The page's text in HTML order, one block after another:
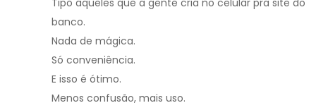
Tipo aqueles que a gente cria no celular pra site do
banco.
Nada de mágica.
Só conveniência.
E isso é ótimo.
Menos confusão, mais uso.